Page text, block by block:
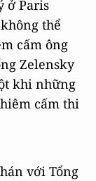
ở Paris
thể
cấm ông
Zelensky
khi những
cấm thi
với Tổng